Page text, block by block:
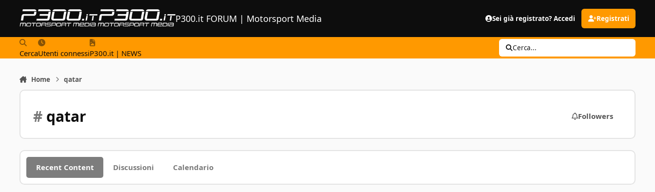
P300.it FORUM | Motorsport Media Sei già registrato? Accedi Registrati
CercaUtenti connessiP300.it | NEWS
Cerca...
Home qatar
#qatar Followers
Recent Content Discussioni Calendario